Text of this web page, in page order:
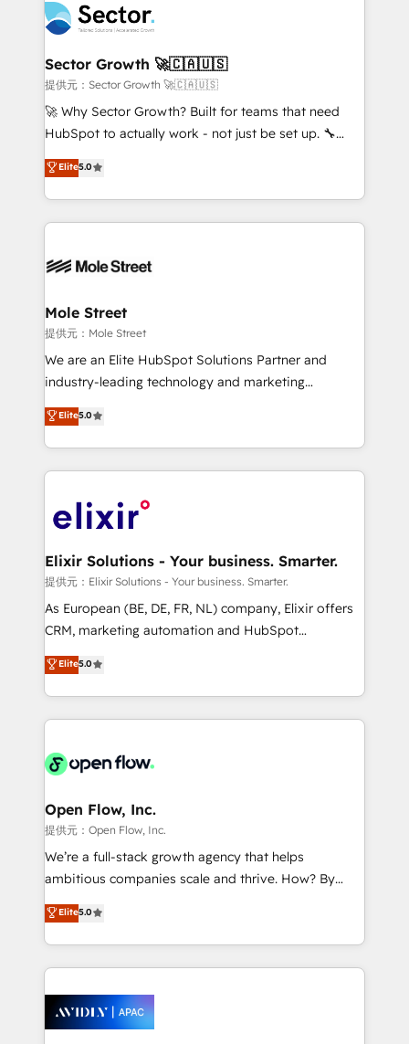
empresas em 13 países utilizam a Nexforce. Somos
a maior parceira da HubSpot na América Latina e
líder no ranking global de sucesso do cliente da
HubSpot.
businesses. Our teams are based in North America
and APAC. We are HubSpot's top-ranked Advanced
Implementation Certified Partner and we contribute
to their advisory council. We strive to do 'good work
with good people' and have worked with incredible
brands. You can see some of them on our website,
Sector Growth 🚀🇨🇦🇺🇸
提供元：Sector Growth 🚀🇨🇦🇺🇸
🚀 Why Sector Growth? Built for teams that need
HubSpot to actually work - not just be set up. 🔧
HubSpot Experts: Onboarding, migrations,
automation, and training built for adoption. ⚡ Highly
Technical Execution: ERP, EMR and Custom
Integrations; complex builds delivered in weeks, not
workflows; automation agents; process optimization
Healthcare: HIPAA implementations; secure data
workflows 💼 Financial Services: compliant
workflows; audit-ready reporting ⚖️ Legal: client
intake; pipeline and document workflows 🛒 E-
revenue automation 🏢 Real Estate: deal pipelines;
portfolio and lifecycle management 🏭
HIPAA-aware; CASL-compliant; GDPR-ready
implementations where required 💡 Why 500+
built to scale.
Elite5.0
Mole Street
提供元：Mole Street
We are an Elite HubSpot Solutions Partner and
industry-leading technology and marketing
consultancy. Our focus is on enterprise and mid-
market B2B companies globally that want a strategic
approach to execute their goals through creative
applications of our solutions; Technical HubSpot
Design, Migrations + Integrations. Mole Street’s
greatness, which is achieved through creating
absolute clarity, derived from a well-defined
strategy, executed well, and reported on with clear
results. The culture is driven by core values; Joy, Grit,
Mindedness, and Clarity. We are driven to win for the
collective good of the company and its clientele, and
things are happening.
Elite5.0
Elixir Solutions - Your business. Smarter.
提供元：Elixir Solutions - Your business. Smarter.
As European (BE, DE, FR, NL) company, Elixir offers
CRM, marketing automation and HubSpot
integration products and services to mid-market
and enterprise customers. We ensure that your sales,
service and marketing department operates in the
most effective way, while at the same time
integrated buyers journey. Elixir is located in
and Amsterdam. Elixir is a first mover and leader
when it comes to HubSpot sales and service
implementations, highly renowned for our business
acumen, process (re-)design experience and a
integrate HubSpot with complex solutions like SAP,
MicroSoft, custom solutions,... Our company also has
Retail execution, CPQ, customer portals and
HubSpot CMS developments. And we're champions
Elite5.0
Open Flow, Inc.
提供元：Open Flow, Inc.
We’re a full-stack growth agency that helps
ambitious companies scale and thrive. How? By
upgrading and streamlining every single revenue-
generating aspect of your business. We’re proud
HubSpot Elite Solutions Partners and devout CRM
nerds who can harness HubSpot’s custom digital
experience. Working hand-in-hand with your team,
we’ll assemble a RevOps machine that drives more
Elite5.0